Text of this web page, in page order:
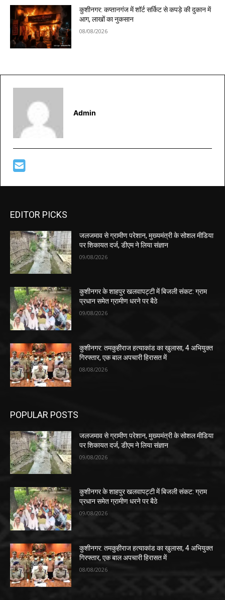
कुशीनगर: कप्तानगंज में शॉर्ट सर्किट से कपड़े की दुकान में
आग, लाखों का नुकसान
08/08/2026
Admin
EDITOR PICKS
जलजमाव से ग्रामीण परेशान, मुख्यमंत्री के सोशल मीडिया
पर शिकायत दर्ज, डीएम ने लिया संज्ञान
09/08/2026
कुशीनगर के शाहपुर खलवापट्टी में बिजली संकट: ग्राम
प्रधान समेत ग्रामीण धरने पर बैठे
09/08/2026
कुशीनगर: तमकुहीराज हत्याकांड का खुलासा, 4 अभियुक्त
गिरफ्तार, एक बाल अपचारी हिरासत में
08/08/2026
POPULAR POSTS
जलजमाव से ग्रामीण परेशान, मुख्यमंत्री के सोशल मीडिया
पर शिकायत दर्ज, डीएम ने लिया संज्ञान
09/08/2026
कुशीनगर के शाहपुर खलवापट्टी में बिजली संकट: ग्राम
प्रधान समेत ग्रामीण धरने पर बैठे
09/08/2026
कुशीनगर: तमकुहीराज हत्याकांड का खुलासा, 4 अभियुक्त
गिरफ्तार, एक बाल अपचारी हिरासत में
08/08/2026